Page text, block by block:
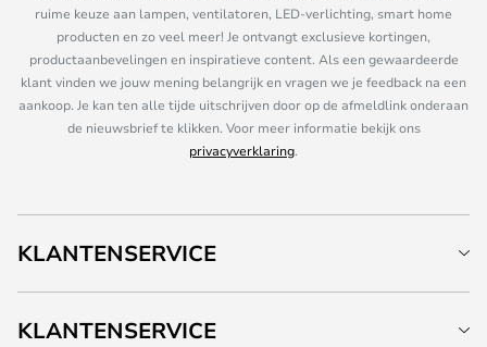
ruime keuze aan lampen, ventilatoren, LED-verlichting, smart home
producten en zo veel meer! Je ontvangt exclusieve kortingen,
productaanbevelingen en inspiratieve content. Als een gewaardeerde
klant vinden we jouw mening belangrijk en vragen we je feedback na een
aankoop. Je kan ten alle tijde uitschrijven door op de afmeldlink onderaan
de nieuwsbrief te klikken. Voor meer informatie bekijk ons
privacyverklaring.
KLANTENSERVICE
KLANTENSERVICE